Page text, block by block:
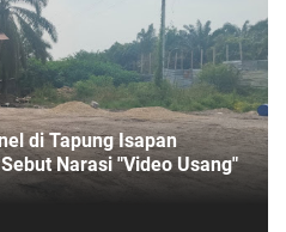
di Tapung Isapan
Narasi "Video Usang"